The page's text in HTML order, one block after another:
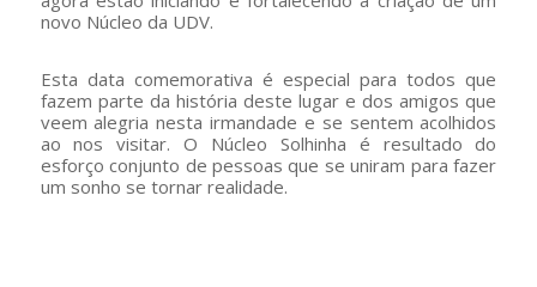
novo Núcleo da UDV.
Esta data comemorativa é especial para todos que
fazem parte da história deste lugar e dos amigos que
veem alegria nesta irmandade e se sentem acolhidos
ao nos visitar. O Núcleo Solhinha é resultado do
esforço conjunto de pessoas que se uniram para fazer
um sonho se tornar realidade.